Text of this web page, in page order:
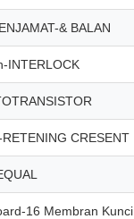
& BALAN
INTERLOCK
RETENING CRESENT
16 Membran Kunci